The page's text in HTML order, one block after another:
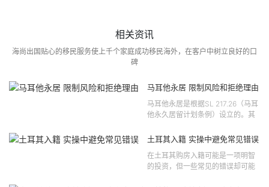
相关资讯
海尚出国贴心的移民服务使上千个家庭成功移民海外，在客户中树立良好的口
碑
马耳他永居 限制风险和拒绝理由
马耳他永居是根据SL 217.26（马耳
他永久居留计划条例）设立的。其
121 号法律公告，并随后根据2024
土耳其入籍 实操中避免常见错误
在土耳其购房入籍可能是一项明智
的投资，但一些常见的错误却可能